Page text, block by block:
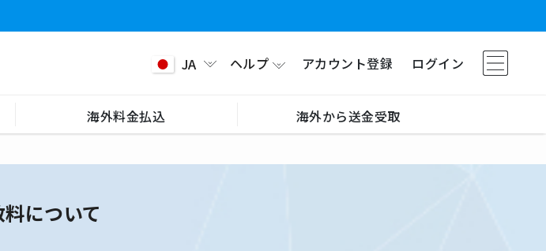
JA ヘルプ アカウント登録 ログイン
海外料金払込 海外から送金受取
について